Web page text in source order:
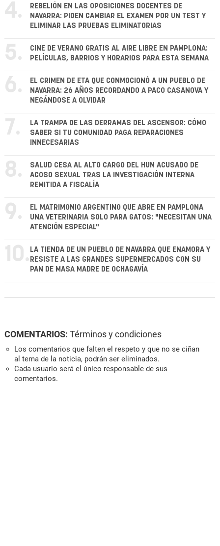
4.
REBELIÓN EN LAS OPOSICIONES DOCENTES DE
NAVARRA: PIDEN CAMBIAR EL EXAMEN POR UN TEST Y
ELIMINAR LAS PRUEBAS ELIMINATORIAS
5.
CINE DE VERANO GRATIS AL AIRE LIBRE EN PAMPLONA:
PELÍCULAS, BARRIOS Y HORARIOS PARA ESTA SEMANA
6.
EL CRIMEN DE ETA QUE CONMOCIONÓ A UN PUEBLO DE
NAVARRA: 26 AÑOS RECORDANDO A PACO CASANOVA Y
NEGÁNDOSE A OLVIDAR
7.
LA TRAMPA DE LAS DERRAMAS DEL ASCENSOR: CÓMO
SABER SI TU COMUNIDAD PAGA REPARACIONES
INNECESARIAS
8.
SALUD CESA AL ALTO CARGO DEL HUN ACUSADO DE
ACOSO SEXUAL TRAS LA INVESTIGACIÓN INTERNA
REMITIDA A FISCALÍA
9.
EL MATRIMONIO ARGENTINO QUE ABRE EN PAMPLONA
UNA VETERINARIA SOLO PARA GATOS: "NECESITAN UNA
ATENCIÓN ESPECIAL"
10. LA TIENDA DE UN PUEBLO DE NAVARRA QUE ENAMORA Y
RESISTE A LAS GRANDES SUPERMERCADOS CON SU
PAN DE MASA MADRE DE OCHAGAVÍA
COMENTARIOS: Términos y condiciones
Los comentarios que falten el respeto y que no se ciñan
al tema de la noticia, podrán ser eliminados.
Cada usuario será el único responsable de sus
comentarios.